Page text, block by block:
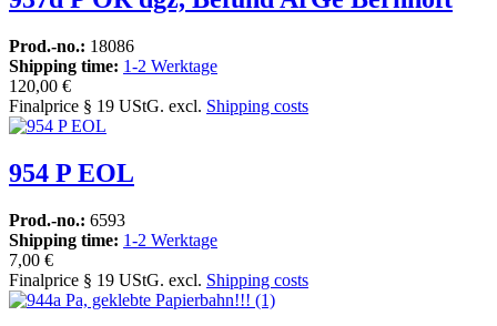
Prod.-no.: 18086
Shipping time: 1-2 Werktage
120,00 €
Finalprice § 19 UStG. excl. Shipping costs
954 P EOL
Prod.-no.: 6593
Shipping time: 1-2 Werktage
7,00 €
Finalprice § 19 UStG. excl. Shipping costs